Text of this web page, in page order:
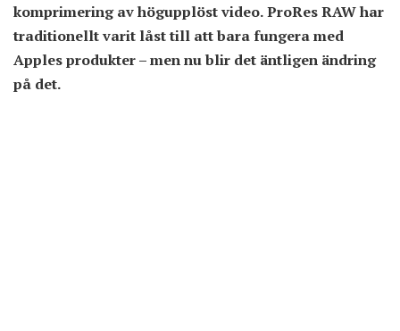
komprimering av högupplöst video. ProRes RAW har
traditionellt varit låst till att bara fungera med
Apples produkter – men nu blir det äntligen ändring
på det.